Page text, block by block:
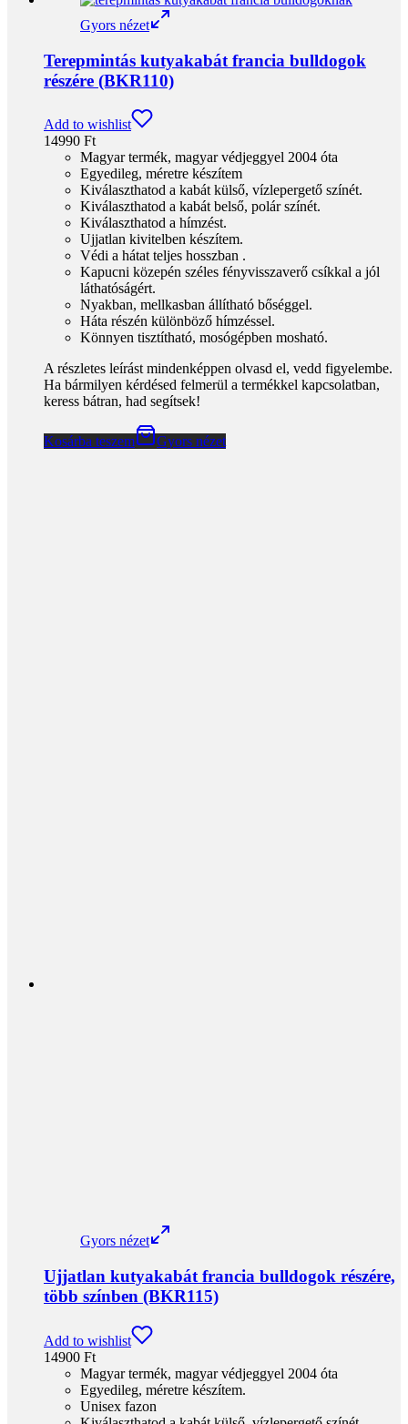
Gyors nézet
Terepmintás kutyakabát francia bulldogok
részére (BKR110)
Add to wishlist
14990 Ft
Magyar termék, magyar védjeggyel 2004 óta
Egyedileg, méretre készítem
Kiválaszthatod a kabát külső, vízlepergető színét.
Kiválaszthatod a kabát belső, polár színét.
Kiválaszthatod a hímzést.
Ujjatlan kivitelben készítem.
Védi a hátat teljes hosszban .
Kapucni közepén széles fényvisszaverő csíkkal a jól
láthatóságért.
Nyakban, mellkasban állítható bőséggel.
Háta részén különböző hímzéssel.
Könnyen tisztítható, mosógépben mosható.
A részletes leírást mindenképpen olvasd el, vedd figyelembe.
Ha bármilyen kérdésed felmerül a termékkel kapcsolatban,
keress bátran, had segítsek!
Kosárba teszem Gyors nézet
Gyors nézet
Ujjatlan kutyakabát francia bulldogok részére,
több színben (BKR115)
Add to wishlist
14900 Ft
Magyar termék, magyar védjeggyel 2004 óta
Egyedileg, méretre készítem.
Unisex fazon